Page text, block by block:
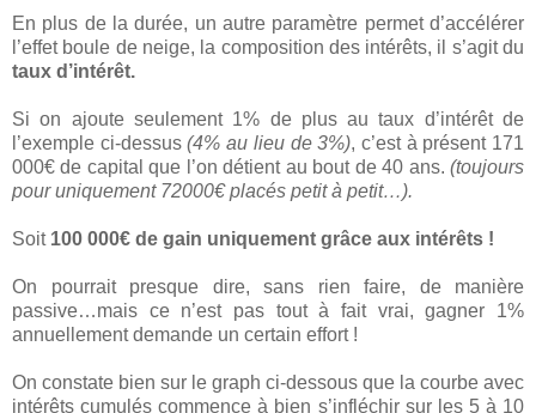
En plus de la durée, un autre paramètre permet d’accélérer
l’effet boule de neige, la composition des intérêts, il s’agit du
taux d’intérêt.
Si on ajoute seulement 1% de plus au taux d’intérêt de
l’exemple ci-dessus(4% au lieu de 3%), c’est à présent 171
000€ de capital que l’on détient au bout de 40 ans. (toujours
pour uniquement 72000€ placés petit à petit…).
Soit 100 000€ de gain uniquement grâce aux intérêts !
On pourrait presque dire, sans rien faire, de manière
passive…mais ce n’est pas tout à fait vrai, gagner 1%
annuellement demande un certain effort !
On constate bien sur le graph ci-dessous que la courbe avec
intérêts cumulés commence à bien s’infléchir sur les 5 à 10